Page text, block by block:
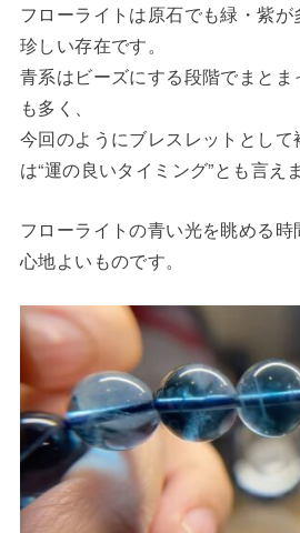
フローライトは原石でも緑・紫
珍しい存在です。
青系はビーズにする段階でまとま
も多く、
今回のようにブレスレットとし
は“運の良いタイミング”とも言えま
フローライトの青い光を眺める
心地よいものです。